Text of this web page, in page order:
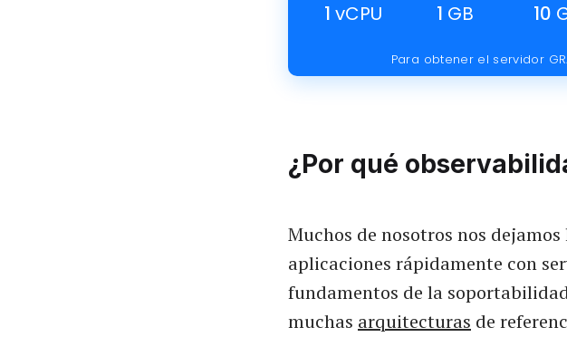
1 vCPU 1 GB 10
Para obtener el servidor
¿Por qué
Muchos de nosotros nos
aplicaciones rápidamente con
fundamentos de la
muchas arquitecturas de